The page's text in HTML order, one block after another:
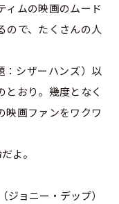
ィムの映画のムード
ので、たくさんの人
：シザーハンズ）以
とおり。幾度となく
映画ファンをワクワ
よ。
ョニー・デップ）